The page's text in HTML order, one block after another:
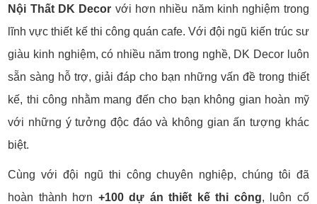
Nội Thất DK Decor với hơn nhiều năm kinh nghiệm trong
lĩnh vực thiết kế thi công quán cafe. Với đội ngũ kiến trúc sư
giàu kinh nghiệm, có nhiều năm trong nghề, DK Decor luôn
sẵn sàng hỗ trợ, giải đáp cho bạn những vấn đề trong thiết
kế, thi công nhằm mang đến cho bạn không gian hoàn mỹ
với những ý tưởng độc đáo và không gian ấn tượng khác
biệt.
Cùng với đội ngũ thi công chuyên nghiệp, chúng tôi đã
hoàn thành hơn +100 dự án thiết kế thi công, luôn cố